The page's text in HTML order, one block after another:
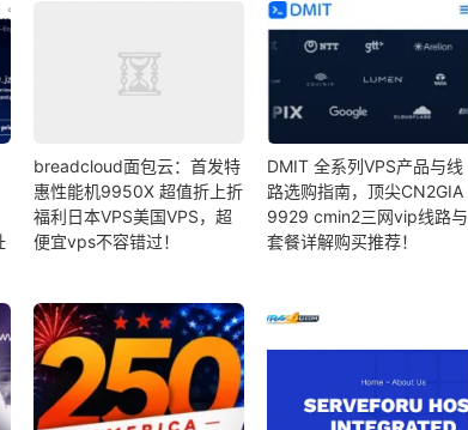
breadcloud面包云：首发特
惠性能机9950X 超值折上折
福利日本VPS美国VPS，超
便宜vps不容错过！
DMIT 全系列VPS产品与线
路选购指南，顶尖CN2GIA
9929 cmin2三网vip线路与
套餐详解购买推荐！